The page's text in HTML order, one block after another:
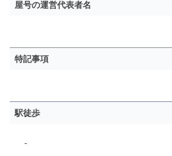
屋号の運営代表者名
特記事項
駅徒歩
-